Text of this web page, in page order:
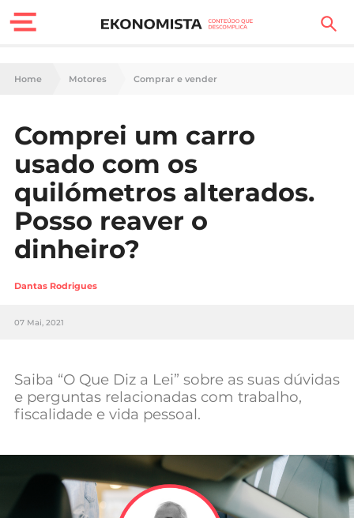
Finanças Pessoais
Carreira
Casa
Lifestyle
Sociedade
Tecnologia
Mundial 2026
Home Motores Comprar e vender
Comprei um carro
usado com os
quilómetros alterados.
Posso reaver o
dinheiro?
Dantas Rodrigues
07 Mai, 2021
Saiba “O Que Diz a Lei” sobre as suas dúvidas
e perguntas relacionadas com trabalho,
fiscalidade e vida pessoal.